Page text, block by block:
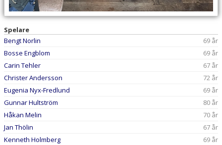
Spelare
Bengt Norlin
69 år
Bosse Engblom
69 år
Carin Tehler
67 år
Christer Andersson
72 år
Eugenia Nyx-Fredlund
69 år
Gunnar Hultström
80 år
Håkan Melin
70 år
Jan Thölin
67 år
Kenneth Holmberg
69 år